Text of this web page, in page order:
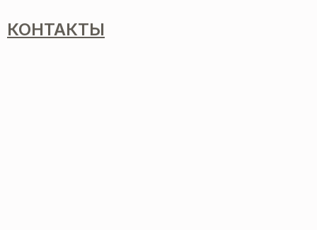
КОНТАКТЫ